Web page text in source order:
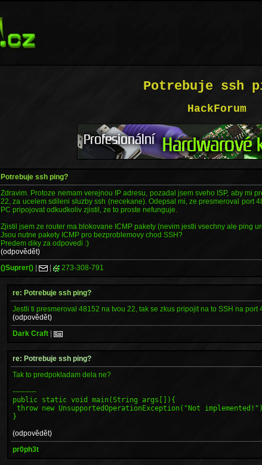
Potrebuje ssh
HackForum
Potrebuje ssh ping?
Zdravim. Protoze nemam verejnou IP adresu, pozadal jsem sveho ISP, aby mi
22, za ucelem sdileni sluzby ssh (necekane). Odepsal mi, ze presmeroval port
PC pripojovat odkudkoliv zjistil, ze to proste nefunguje.
Zjistil jsem ze router ma blokovane ICMP pakety (nevim jestli vsechny ale ping
Jsou nutne pakety ICMP pro bezproblemovy chod SSH?
Predem diky za odpovedi :)
(odpovědět)
()Suprer() | | 273-308-791
re: Potrebuje ssh ping?
Jestli ti presmeroval 48152 na tvou 22, tak se zkus pripojit na to SSH na port
(odpovědět)
Dark Craft |
re: Potrebuje ssh ping?
Tak to predpokladam dela ne?
----------
public static void main(String args[]){
throw new UnsupportedOperationException("Not
}
(odpovědět)
pr0ph3t